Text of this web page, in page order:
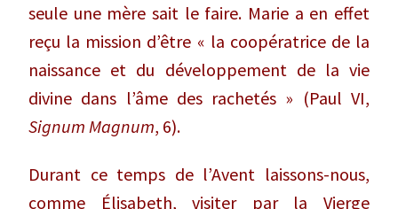
seule une mère sait le faire. Marie a en effet
reçu la mission d’être « la coopératrice de la
naissance et du développement de la vie
divine dans l’âme des rachetés » (Paul VI,
Signum Magnum, 6).
Durant ce temps de l’Avent laissons-nous,
comme Élisabeth, visiter par la Vierge